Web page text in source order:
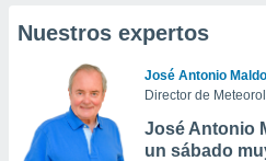
Nuestros expertos
José Antonio
Director de
José Antonio
un sábado